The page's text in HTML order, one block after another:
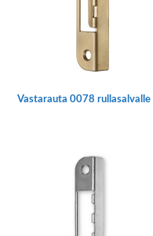
Vastarauta 0078 rullasalvalle